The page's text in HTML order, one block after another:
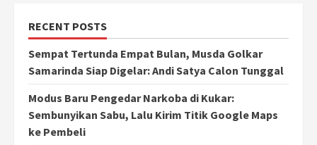
RECENT POSTS
Sempat Tertunda Empat Bulan, Musda Golkar
Samarinda Siap Digelar: Andi Satya Calon Tunggal
Modus Baru Pengedar Narkoba di Kukar:
Sembunyikan Sabu, Lalu Kirim Titik Google Maps
ke Pembeli